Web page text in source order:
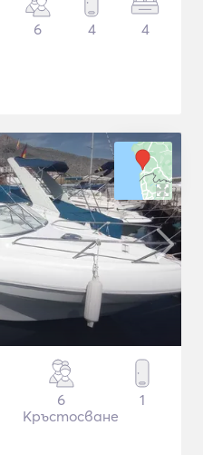
6 4 4
6
Кръстосване
1